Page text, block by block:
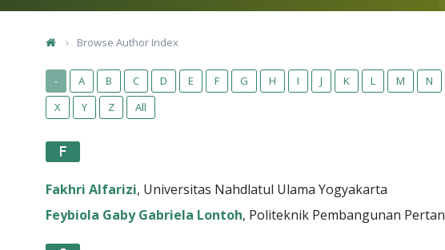
Browse Author Index
- A B C D E F G H I J K L M N
X
Y Z All
F
Fakhri Alfarizi, Universitas Nahdlatul Ulama Yogyakarta
Feybiola Gaby Gabriela Lontoh, Politeknik Pembangunan